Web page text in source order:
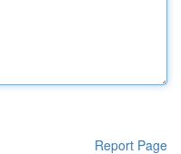
Report Page